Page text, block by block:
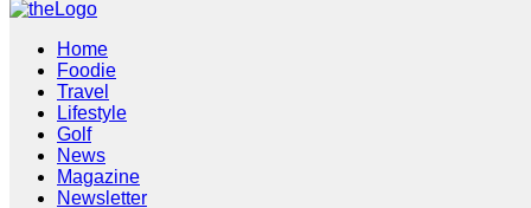
Home
Foodie
Travel
Lifestyle
Golf
News
Magazine
Newsletter